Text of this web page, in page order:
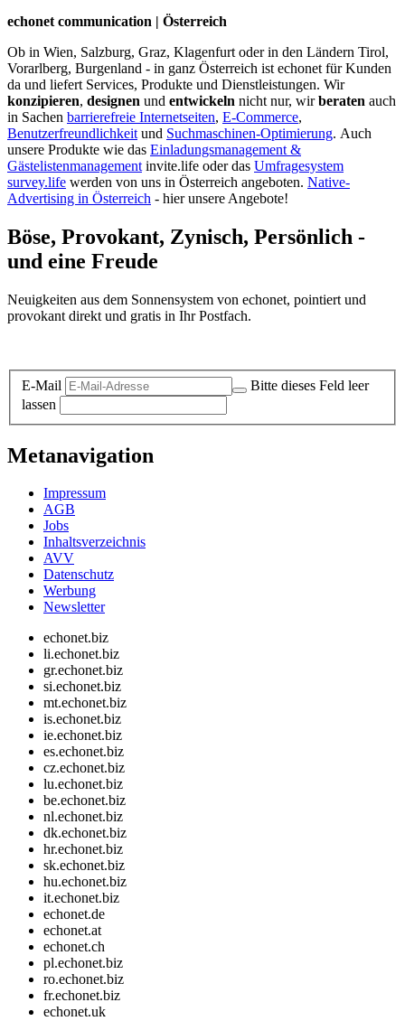
echonet communication | Österreich
Ob in Wien, Salzburg, Graz, Klagenfurt oder in den Ländern Tirol,
Vorarlberg, Burgenland - in ganz Österreich ist echonet für Kunden
da und liefert Services, Produkte und Dienstleistungen. Wir
konzipieren, designen und entwickeln nicht nur, wirberaten auch
in Sachen barrierefreie Internetseiten, E-Commerce,
Benutzerfreundlichkeit und Suchmaschinen-Optimierung. Auch
unsere Produkte wie das Einladungsmanagement &
Gästelistenmanagement invite.life oder das Umfragesystem
survey.life werden von uns in Österreich angeboten. Native-
Advertising in Österreich - hier unsere Angebote!
Böse, Provokant, Zynisch, Persönlich -
und eine Freude
Neuigkeiten aus dem Sonnensystem von echonet, pointiert und
provokant direkt und gratis in Ihr Postfach.
E-Mail
Bitte dieses Feld leer
lassen
Metanavigation
Impressum
AGB
Jobs
Inhaltsverzeichnis
AVV
Datenschutz
Werbung
Newsletter
echonet.biz
li.echonet.biz
gr.echonet.biz
si.echonet.biz
mt.echonet.biz
is.echonet.biz
ie.echonet.biz
es.echonet.biz
cz.echonet.biz
lu.echonet.biz
be.echonet.biz
nl.echonet.biz
dk.echonet.biz
hr.echonet.biz
sk.echonet.biz
hu.echonet.biz
it.echonet.biz
echonet.de
echonet.at
echonet.ch
pl.echonet.biz
ro.echonet.biz
fr.echonet.biz
echonet.uk